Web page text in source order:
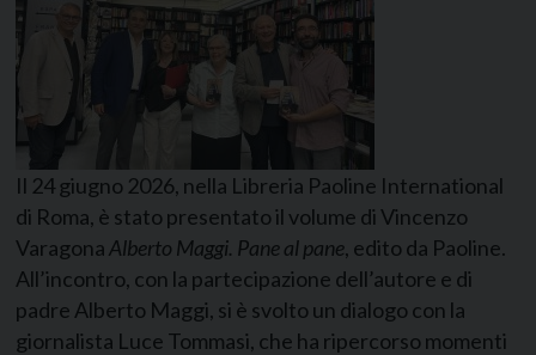
Il 24 giugno 2026, nella Libreria Paoline International
di Roma, è stato presentato il volume di Vincenzo
VaragonaAlberto Maggi. Pane al pane, edito da Paoline.
All’incontro, con la partecipazione dell’autore e di
padre Alberto Maggi, si è svolto un dialogo con la
giornalista Luce Tommasi, che ha ripercorso momenti